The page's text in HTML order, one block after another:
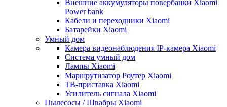
Внешние аккумуляторы повербанки Xiaomi
Power bank
Кабели и переходники Xiaomi
Батарейки Xiaomi
Умный дом
Камера видеонаблюдения IP-камера Xiaomi
Система умный дом
Лампы Xiaomi
Маршрутизатор Роутер Xiaomi
ТВ-приставка Xiaomi
Усилитель сигнала Xiaomi
Пылесосы / Швабры Xiaomi